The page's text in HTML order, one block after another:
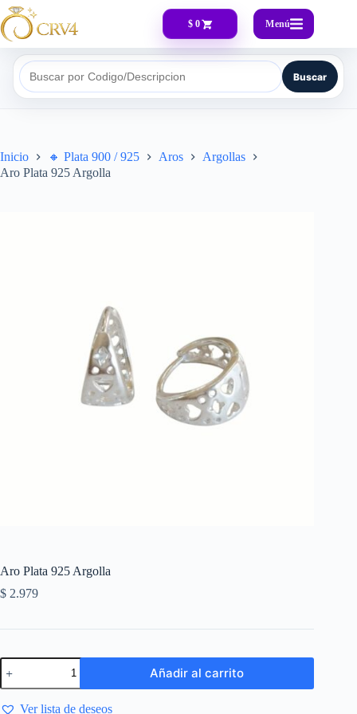
$ 0 Menú
Buscar por Codigo/Descripcion Buscar
Inicio 🔸​ Plata 900 / 925 Aros
Argollas
Aro Plata 925 Argolla
Aro Plata 925 Argolla
$ 2.979
Añadir al carrito
Ver lista de deseos